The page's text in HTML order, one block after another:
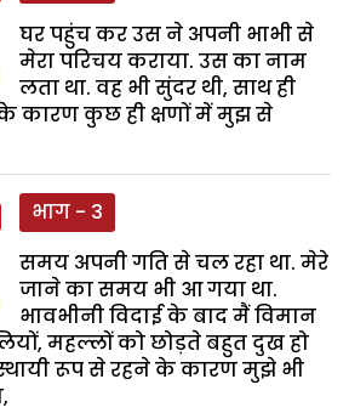
घर पहुंच कर उस ने अपनी भाभी से
मेरा परिचय कराया. उस का नाम
लता था. वह भी सुंदर थी, साथ ही
कारण कुछ ही क्षणों में मुझ से
भाग - 3
समय अपनी गति से चल रहा था. मेरे
जाने का समय भी आ गया था.
भावभीनी विदाई के बाद मैं विमान
महल्लों को छोड़ते बहुत दुख हो
स्थायी रूप से रहने के कारण मुझे भी